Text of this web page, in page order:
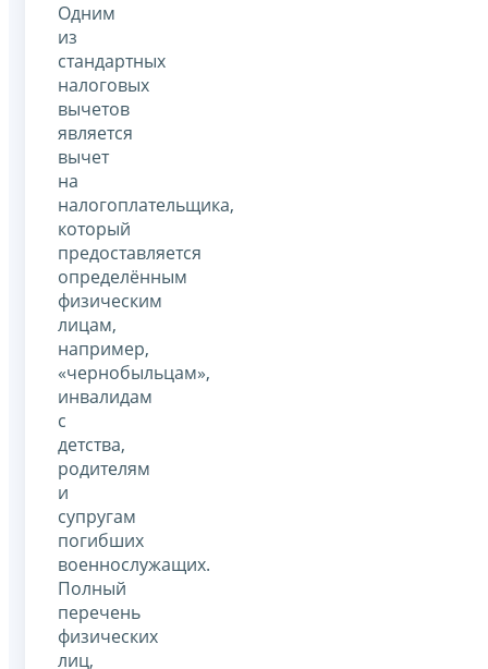
Одним
из
стандартных
налоговых
вычетов
является
вычет
на
налогоплательщика,
который
предоставляется
определённым
физическим
лицам,
например,
«чернобыльцам»,
инвалидам
с
детства,
родителям
и
супругам
погибших
военнослужащих.
Полный
перечень
физических
лиц,